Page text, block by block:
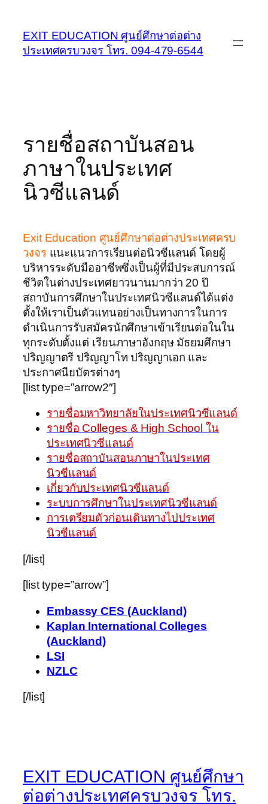
content
EXIT EDUCATION ศูนย์ศึกษาต่อต่าง
ประเทศครบวงจร โทร. 094-479-6544
รายชื่อสถาบันสอน
ภาษาในประเทศ
นิวซีแลนด์
Exit Education ศูนย์ศึกษาต่อต่างประเทศครบ
วงจรแนะแนวการเรียนต่อนิวซีแลนด์ โดยผู้
บริหารระดับมืออาชีพซึ่งเป็นผู้ที่มีประสบการณ์
ชีวิตในต่างประเทศยาวนานมากว่า 20 ปี
สถาบันการศึกษาในประเทศนิวซีแลนด์ได้แต่ง
ตั้งให้เราเป็นตัวแทนอย่างเป็นทางการในการ
ดำเนินการรับสมัครนักศึกษาเข้าเรียนต่อในใน
ทุกระดับตั้งแต่ เรียนภาษาอังกฤษ มัธยมศึกษา
ปริญญาตรี ปริญญาโท ปริญญาเอก และ
ประกาศนียบัตรต่างๆ
[list type=”arrow2″]
รายชื่อมหาวิทยาลัยในประเทศนิวซีแลนด์
รายชื่อ Colleges & High School ใน
ประเทศนิวซีแลนด์
รายชื่อสถาบันสอนภาษาในประเทศ
นิวซีแลนด์
เกี่ยวกับประเทศนิวซีแลนด์
ระบบการศึกษาในประเทศนิวซีแลนด์
การเตรียมตัวก่อนเดินทางไปประเทศ
นิวซีแลนด์
[/list]
[list type=”arrow”]
Embassy CES (Auckland)
Kaplan International Colleges
(Auckland)
LSI
NZLC
[/list]
EXIT EDUCATION ศูนย์ศึกษา
ต่อต่างประเทศครบวงจร โทร.